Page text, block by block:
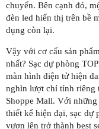
chuyển. Bên cạnh đó,
đèn led hiển thị trên bề
dụng còn lại.
Vậy với cơ cấu sản
nhất? Sạc dự phòng
màn hình điện tử hiện
nghìn lượt chỉ tính riêng
Shoppe Mall. Với
thiết kế hiện đại, sạc dự
vươn lên trở thành best